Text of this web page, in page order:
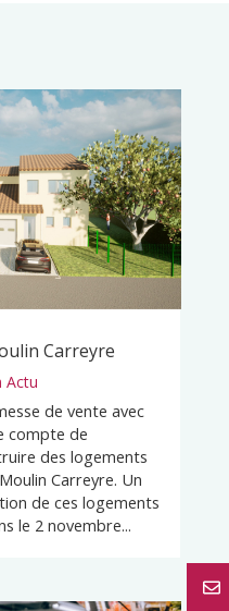
Carreyre
Actu
de vente avec
compte de
des logements
Carreyre. Un
de ces logements
le 2 novembre...